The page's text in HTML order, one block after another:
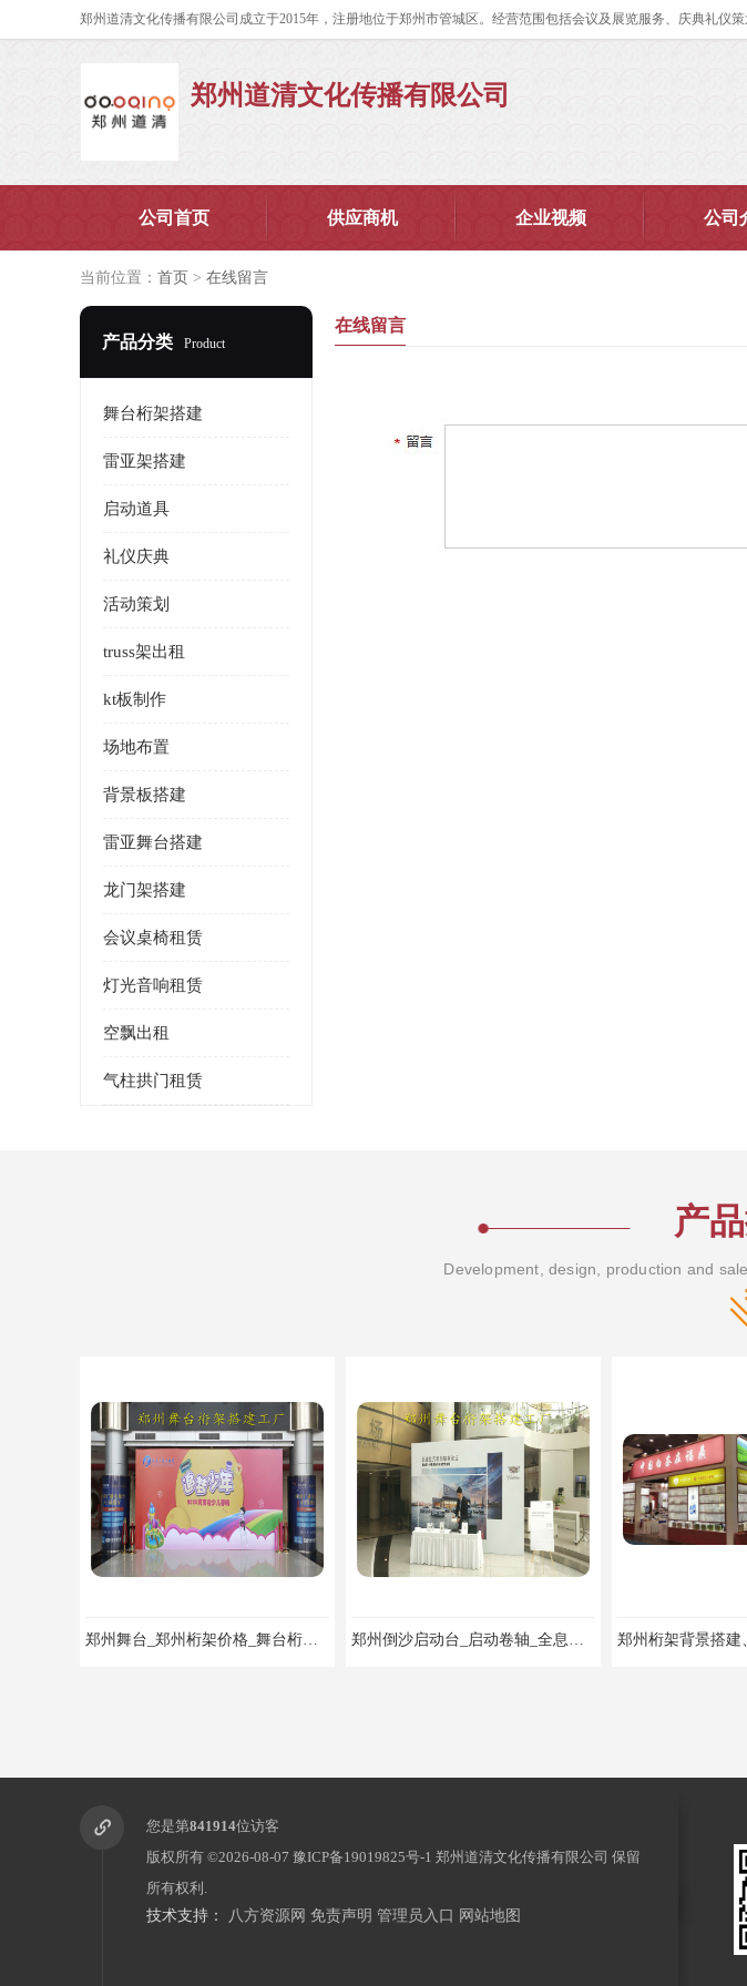
郑州道清文化传播有限公司
公司首页 供应商机 企业视频 公司
当前位置： 首页 > 在线留言
产品分类 Product
舞台桁架搭建
雷亚架搭建
启动道具
礼仪庆典
活动策划
truss架出租
kt板制作
场地布置
背景板搭建
雷亚舞台搭建
龙门架搭建
会议桌椅租赁
灯光音响租赁
空飘出租
气柱拱门租赁
在线留言
产
Development, design, production and
郑州舞台_郑州桁架价格_舞台桁架价格_舞台桁架背景价格 郑州倒沙启动台_启动卷轴_全息启动球出租价格低
您是第841914位访客
版权所有 ©2026-08-07 豫ICP备19019825号-1 郑州道清文化传播有限公司 保留
所有权利.
技术支持：
八方资源网 免责声明 管理员入口 网站地图